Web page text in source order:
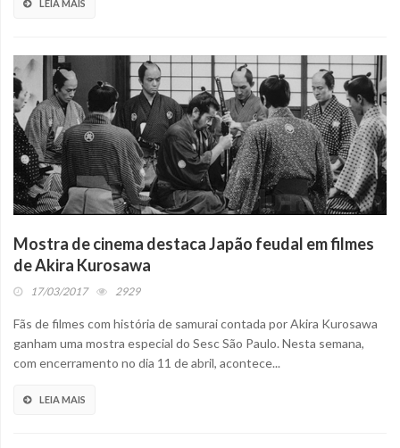
LEIA MAIS
Mostra de cinema destaca Japão feudal em filmes
de Akira Kurosawa
17/03/2017 2929
Fãs de filmes com história de samurai contada por Akira Kurosawa
ganham uma mostra especial do Sesc São Paulo. Nesta semana,
com encerramento no dia 11 de abril, acontece...
LEIA MAIS